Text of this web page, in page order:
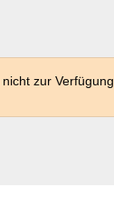
zur Verfügung.